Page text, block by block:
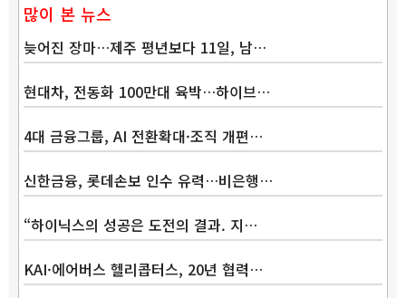
많이 본 뉴스
늦어진 장마…제주 평년보다 11일, 남…
현대차, 전동화 100만대 육박…하이브…
4대 금융그룹, AI 전환확대·조직 개편…
신한금융, 롯데손보 인수 유력…비은행…
“하이닉스의 성공은 도전의 결과. 지…
KAI·에어버스 헬리콥터스, 20년 협력…